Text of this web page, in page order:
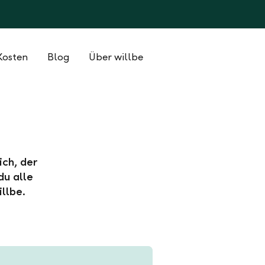
Blog Über willbe
der
alle